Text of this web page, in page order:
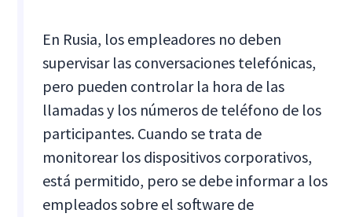
En Rusia, los empleadores no deben
supervisar las conversaciones telefónicas,
pero pueden controlar la hora de las
llamadas y los números de teléfono de los
participantes. Cuando se trata de
monitorear los dispositivos corporativos,
está permitido, pero se debe informar a los
empleados sobre el software de